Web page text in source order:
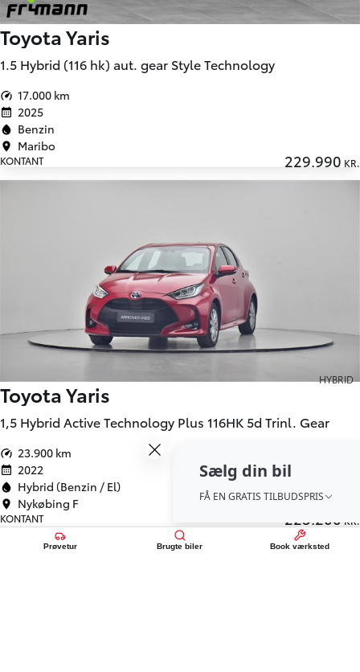
Prøvetur Brugte biler Book værksted
Toyota Yaris
1.5 Hybrid (116 hk) aut. gear Style Technology
17.000 km
2025
Benzin
Maribo
KONTANT 229.990 KR.
HYBRID
Toyota Yaris
1,5 Hybrid Active Technology Plus 116HK 5d Trinl. Gear
23.900 km
2022
Hybrid (Benzin / El)
Nykøbing F
KONTANT 225.200 KR.
FINANSIERING
2.497
Sælg din bil
FÅ EN GRATIS TILBUDSPRIS